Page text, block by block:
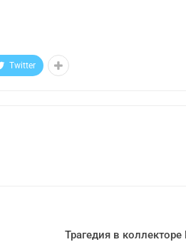
Twitter
Трагедия в